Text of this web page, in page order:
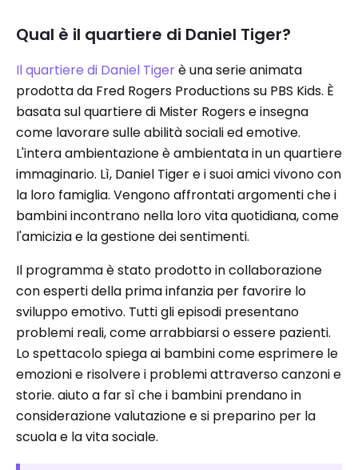
Qual è il quartiere di Daniel Tiger?
Il quartiere di Daniel Tigerè una serie animata
prodotta da Fred Rogers Productions su PBS Kids. È
basata sul quartiere di Mister Rogers e insegna
come lavorare sulle abilità sociali ed emotive.
L'intera ambientazione è ambientata in un quartiere
immaginario. Lì, Daniel Tiger e i suoi amici vivono con
la loro famiglia. Vengono affrontati argomenti che i
bambini incontrano nella loro vita quotidiana, come
l'amicizia e la gestione dei sentimenti.
Il programma è stato prodotto in collaborazione
con esperti della prima infanzia per favorire lo
sviluppo emotivo. Tutti gli episodi presentano
problemi reali, come arrabbiarsi o essere pazienti.
Lo spettacolo spiega ai bambini come esprimere le
emozioni e risolvere i problemi attraverso canzoni e
storie. aiuto a far sì che i bambini prendano in
considerazione valutazione e si preparino per la
scuola e la vita sociale.